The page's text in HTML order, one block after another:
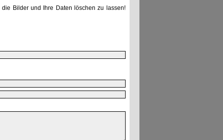
Bilder und Ihre Daten löschen zu lassen!